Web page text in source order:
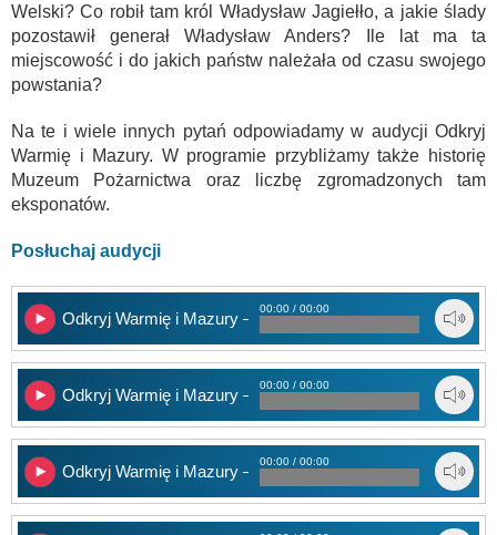
Welski? Co robił tam król Władysław Jagiełło, a jakie ślady
pozostawił generał Władysław Anders? Ile lat ma ta
miejscowość i do jakich państw należała od czasu swojego
powstania?
Na te i wiele innych pytań odpowiadamy w audycji Odkryj
Warmię i Mazury. W programie przybliżamy także historię
Muzeum Pożarnictwa oraz liczbę zgromadzonych tam
eksponatów.
Posłuchaj audycji
Odkryj Warmię i Mazury – cz. 1
00:00 / 00:00
Odkryj Warmię i Mazury – cz. 2
00:00 / 00:00
Odkryj Warmię i Mazury – cz. 3
00:00 / 00:00